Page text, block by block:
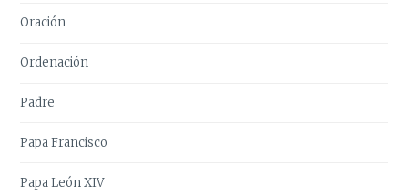
Oración
Ordenación
Padre
Papa Francisco
Papa León XIV